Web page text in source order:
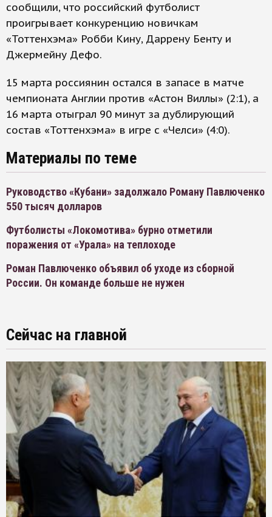
сообщили, что российский футболист
проигрывает конкуренцию новичкам
«Тоттенхэма» Робби Кину, Даррену Бенту и
Джермейну Дефо.
15 марта россиянин остался в запасе в матче
чемпионата Англии против «Астон Виллы» (2:1), а
16 марта отыграл 90 минут за дублирующий
состав «Тоттенхэма» в игре с «Челси» (4:0).
Материалы по теме
Руководство «Кубани» задолжало Роману Павлюченко
550 тысяч долларов
Футболисты «Локомотива» бурно отметили
поражения от «Урала» на теплоходе
Роман Павлюченко объявил об уходе из сборной
России. Он команде больше не нужен
Сейчас на главной